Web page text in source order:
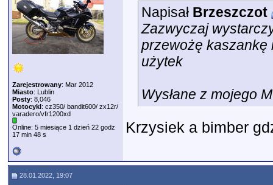
Zarejestrowany: Mar 2012
Miasto: Lublin
Posty: 8,046
Motocykl: cz350/ bandit600/ zx12r/
varadero/vfr1200xd
Online: 5 miesiące 1 dzień 22 godz
17 min 48 s
Napisał Brzeszczot
Zazwyczaj
przewożę kaszankę
użytek
Wysłane z mojego
Krzysiek a bimber
28.01.2022, 19:07